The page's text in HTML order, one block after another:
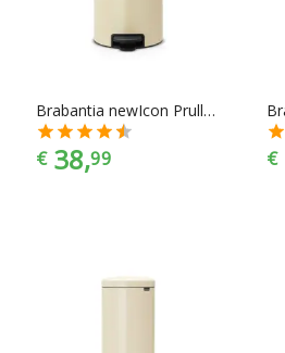
Brabantia newIcon Prullenbak - 12 l - Almond
€ 38,99 €